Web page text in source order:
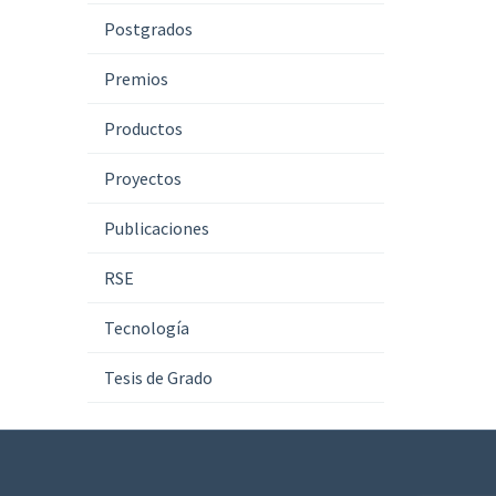
Postgrados
Premios
Productos
Proyectos
Publicaciones
RSE
Tecnología
Tesis de Grado